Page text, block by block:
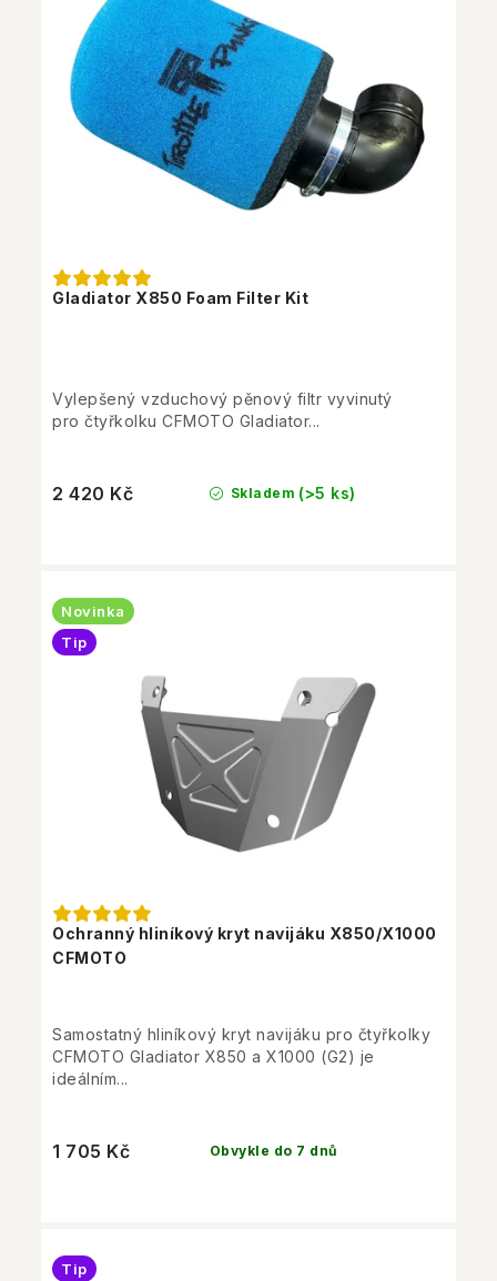
Gladiator X850 Foam Filter Kit
Skladem (>5 ks)
2 420 Kč
Vylepšený vzduchový pěnový filtr vyvinutý
pro čtyřkolku CFMOTO Gladiator...
Ochranný hliníkový kryt navijáku X850/X1000
CFMOTO
Novinka
Tip
Obvykle do 7 dnů
1 705 Kč
Samostatný hliníkový kryt navijáku pro čtyřkolky
CFMOTO Gladiator X850 a X1000 (G2) je
ideálním...
Tip